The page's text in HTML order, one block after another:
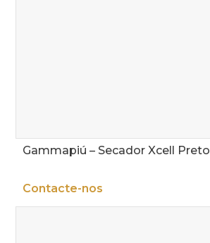
Gammapiú – Secador Xcell Preto
Contacte-nos